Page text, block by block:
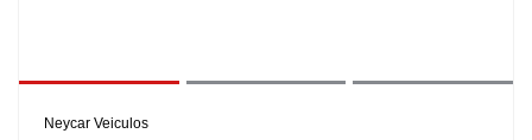
Neycar Veiculos